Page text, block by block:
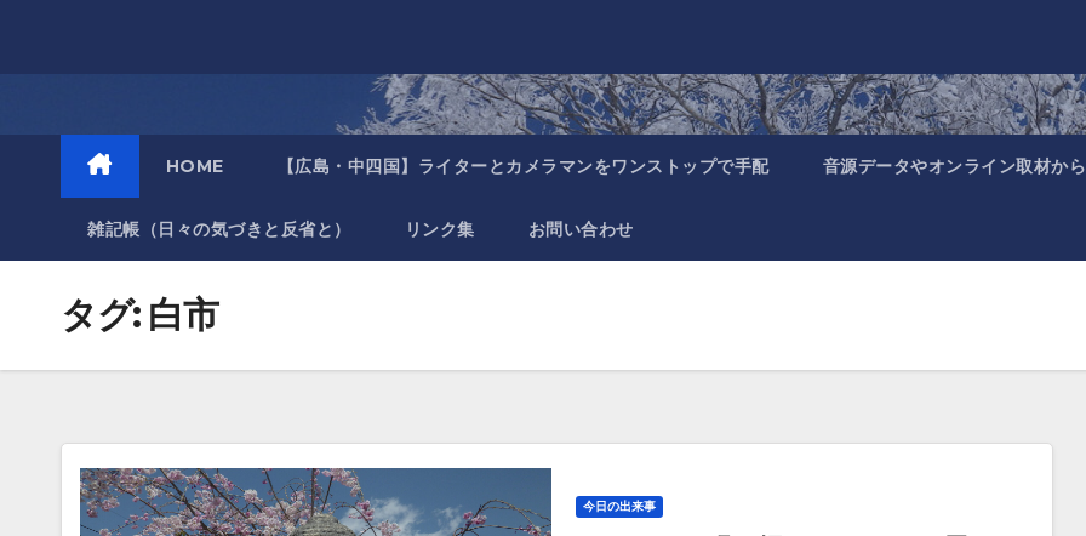
HOME 【広島・中四国】ライターとカメラマンをワンストップで手配 音源データやオンライン取材か
雑記帳（日々の気づきと反省と） リンク集 お問い合わせ
タグ: 白市
今日の出来事